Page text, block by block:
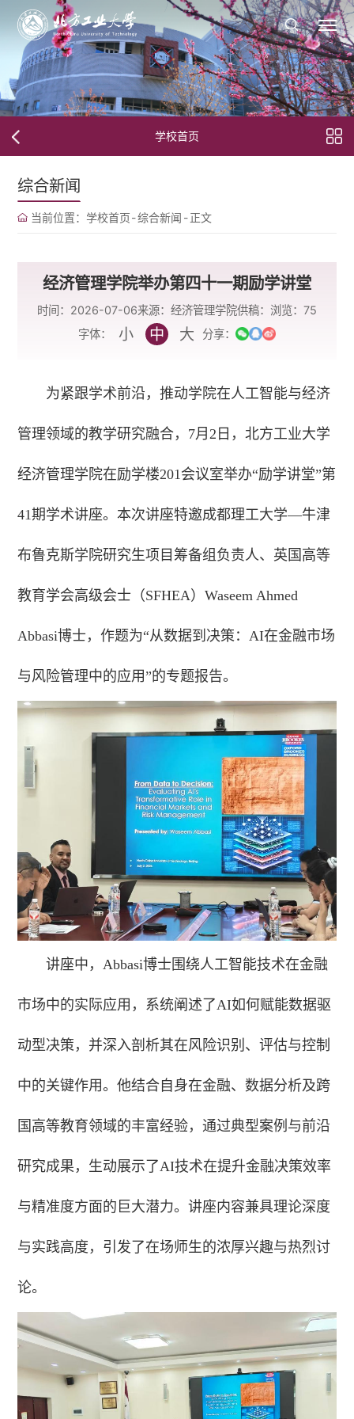
学校首页
综合新闻
当前位置： 学校首页-综合新闻 -正文
经济管理学院举办第四十一期励学讲堂
时间：2026-07-06来源：经济管理学院供稿： 浏览： 75
字体：
小 中 大 分享：
为紧跟学术前沿，推动学院在人工智能与经济
管理领域的教学研究融合，7月2日，北方工业大学
经济管理学院在励学楼201会议室举办“励学讲堂”第
41期学术讲座。本次讲座特邀成都理工大学—牛津
布鲁克斯学院研究生项目筹备组负责人、英国高等
教育学会高级会士（SFHEA）Waseem Ahmed
Abbasi博士，作题为“从数据到决策：AI在金融市场
与风险管理中的应用”的专题报告。
讲座中，Abbasi博士围绕人工智能技术在金融
市场中的实际应用，系统阐述了AI如何赋能数据驱
动型决策，并深入剖析其在风险识别、评估与控制
中的关键作用。他结合自身在金融、数据分析及跨
国高等教育领域的丰富经验，通过典型案例与前沿
研究成果，生动展示了AI技术在提升金融决策效率
与精准度方面的巨大潜力。讲座内容兼具理论深度
与实践高度，引发了在场师生的浓厚兴趣与热烈讨
论。